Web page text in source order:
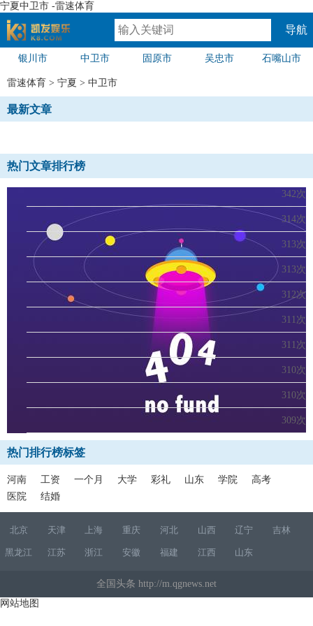
宁夏中卫市 -雷速体育
速体育
导航
银川市 中卫市 固原市 吴忠市 石嘴山市
雷速体育 > 宁夏 > 中卫市
最新文章
热门文章排行榜
342次
314次
313次
313次
312次
311次
311次
310次
310次
309次
热门排行榜标签
河南 工资 一个月 大学 彩礼 山东 学院
高考
医院
结婚
北京 天津 上海 重庆 河北 山西 辽宁 吉林
黑龙江 江苏 浙江 安徽 福建 江西 山东
全国头条 http://m.qgnews.net
网站地图